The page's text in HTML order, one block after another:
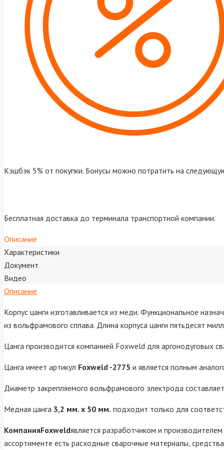
Кэшбэк 5% от покупки. Бонусы можно потратить на
Бесплатная доставка до терминала транспортной компании.
Описание
Характеристики
Документ
Видео
Описание
Корпус цанги изготавливается из меди. Функциональное
из вольфрамового сплава. Длина корпуса цанги пятьдесят
Цанга производится компанией Foxweld для аргонодуговых
Цанга имеет артикул Foxweld -2775 и является полным
Диаметр закрепляемого вольфрамового электрода
Медная цанга 3,2 мм. х 50 мм. подходит только для
КомпанияFoxweldявляется разработчиком и
ассортименте есть расходные сварочные материалы,